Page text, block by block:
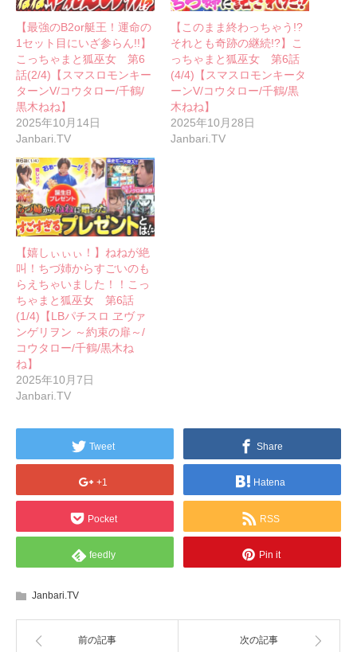
【最強のB2or艇王！運命の
1セット目にいざ参らん!!】
こっちゃまと狐巫女 第6
話(2/4)【スマスロモンキー
ターンV/コウタロー/千鶴/
黒木ねね】
2025年10月14日
Janbari.TV
【このまま終わっちゃう!?
それとも奇跡の継続!?】こ
っちゃまと狐巫女 第6話
(4/4)【スマスロモンキータ
ーンV/コウタロー/千鶴/黒
木ねね】
2025年10月28日
Janbari.TV
【嬉しぃぃぃ！】ねねが絶
叫！ちづ姉からすごいのも
らえちゃいました！！こっ
ちゃまと狐巫女 第6話
(1/4)【LBパチスロ ヱヴァ
ンゲリヲン ～約束の扉～/
コウタロー/千鶴/黒木ね
ね】
2025年10月7日
Janbari.TV
Tweet Share
+1 Hatena
Pocket RSS
feedly Pin it
Janbari.TV
前の記事 次の記事